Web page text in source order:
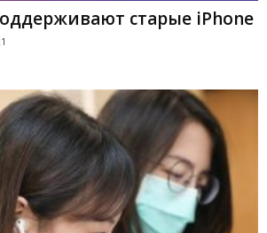
старые iPhone